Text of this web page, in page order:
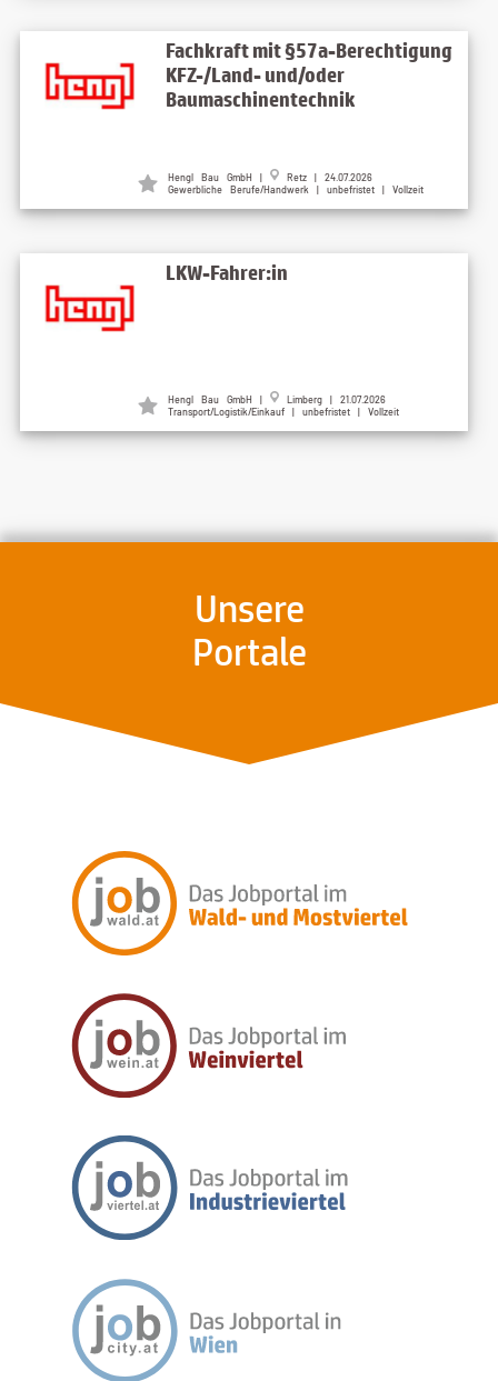
Fachkraft mit §57a-Berechtigung
KFZ-/Land- und/oder
Baumaschinentechnik
Hengl Bau GmbH |
Retz | 24.07.2026
Gewerbliche Berufe/Handwerk | unbefristet | Vollzeit
LKW-Fahrer:in
Hengl Bau GmbH |
Limberg | 21.07.2026
Transport/Logistik/Einkauf | unbefristet | Vollzeit
Unsere
Portale